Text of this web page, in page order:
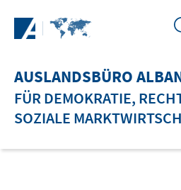
AUSLANDSBÜRO
FÜR DEMOKRATIE,
SOZIALE